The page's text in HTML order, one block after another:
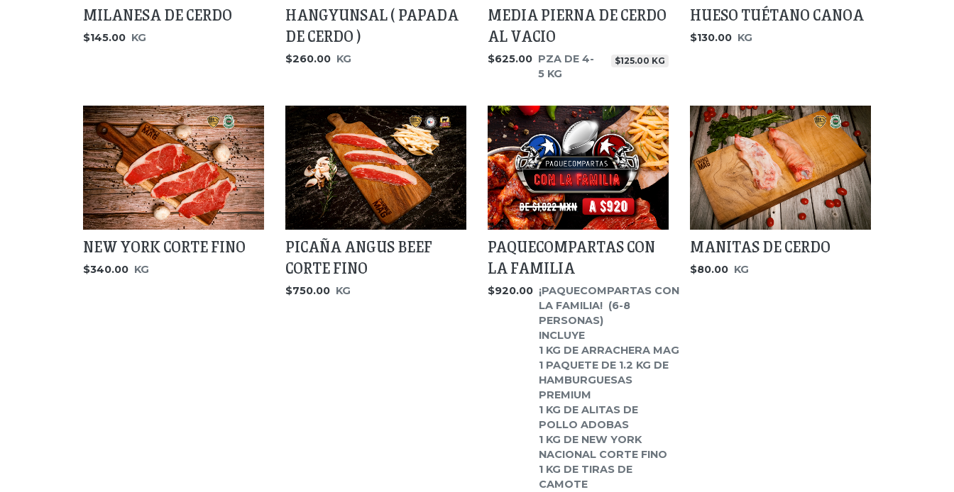
MILANESA DE CERDO
$145.00 KG
HANGYUNSAL ( PAPADA
DE CERDO )
$260.00 KG
MEDIA PIERNA DE CERDO
AL VACIO
$625.00 PZA DE 4-
5 KG
$125.00 KG
HUESO TUÉTANO CANOA
$130.00 KG
NEW YORK CORTE FINO
$340.00 KG
PICAÑA ANGUS BEEF
CORTE FINO
$750.00 KG
PAQUECOMPARTAS CON
LA FAMILIA
$920.00 ¡PAQUECOMPARTAS CON
LA FAMILIA! (6-8
PERSONAS)
INCLUYE
1 KG DE ARRACHERA MAG
1 PAQUETE DE 1.2 KG DE
HAMBURGUESAS
PREMIUM
1 KG DE ALITAS DE
POLLO ADOBAS
1 KG DE NEW YORK
NACIONAL CORTE FINO
1 KG DE TIRAS DE
CAMOTE
MANITAS DE CERDO
$80.00 KG